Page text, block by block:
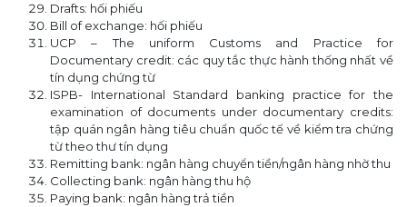
Drafts: hối phiếu
Bill of exchange: hối phiếu
UCP – The uniform Customs and Practice for
Documentary credit: các quy tắc thực hành thống nhất về
tín dụng chứng từ
ISPB- International Standard banking practice for the
examination of documents under documentary credits:
tập quán ngân hàng tiêu chuẩn quốc tế về kiểm tra chứng
từ theo thư tín dụng
Remitting bank: ngân hàng chuyển tiền/ngân hàng nhờ thu
Collecting bank: ngân hàng thu hộ
Paying bank: ngân hàng trả tiền